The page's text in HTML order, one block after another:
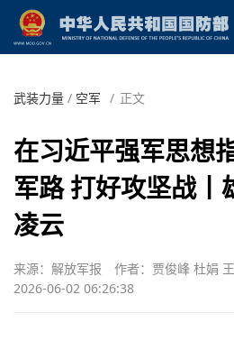
武装力量 / 空军 / 正文
在习近平强军思想
军路 打好攻坚战丨
凌云
来源：解放军报 作者：贾俊峰 杜娟
2026-06-02 06:26:38